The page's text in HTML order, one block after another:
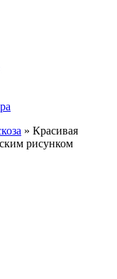
» Красивая
рисунком